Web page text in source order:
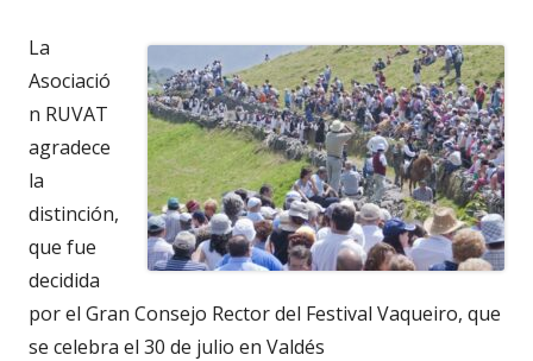
La
Asociació
n RUVAT
agradece
la
distinción,
que fue
decidida
por el Gran Consejo Rector del Festival Vaqueiro, que
se celebra el 30 de julio en Valdés